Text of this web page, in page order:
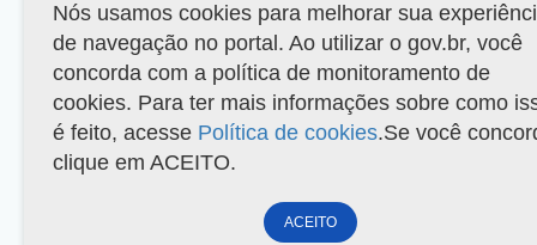
Nós usamos cookies para melhorar sua
de navegação no portal. Ao utilizar o gov.br, você
concorda com a política de monitoramento de
cookies. Para ter mais informações sobre como
é feito, acesse Política de cookies.Se você
clique em ACEITO.
ACEITO